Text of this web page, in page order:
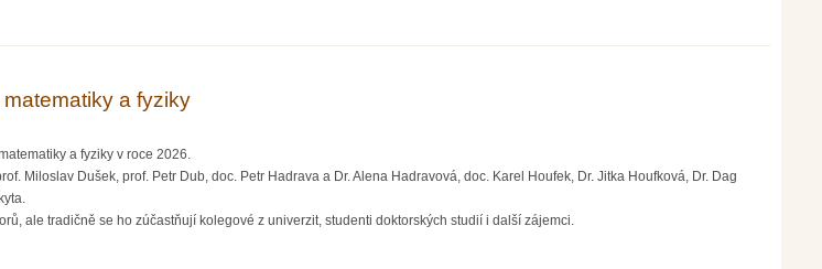
a fyziky
a fyziky v roce 2026.
Miloslav Dušek, prof. Petr Dub, doc. Petr Hadrava a Dr. Alena Hadravová, doc. Karel Houfek, Dr. Jitka Houfková, Dr. Dag
ale tradičně se ho zúčastňují kolegové z univerzit, studenti doktorských studií i další zájemci.